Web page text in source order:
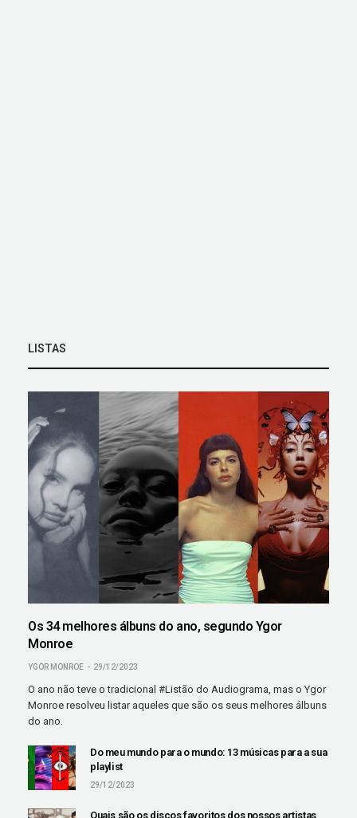
LISTAS
Os 34 melhores álbuns do ano, segundo Ygor
Monroe
YGOR MONROE 29/12/2023
O ano não teve o tradicional #Listão do Audiograma, mas o Ygor
Monroe resolveu listar aqueles que são os seus melhores álbuns
do ano.
Do meu mundo para o mundo: 13 músicas para a sua
playlist
29/12/2023
Quais são os discos favoritos dos nossos artistas